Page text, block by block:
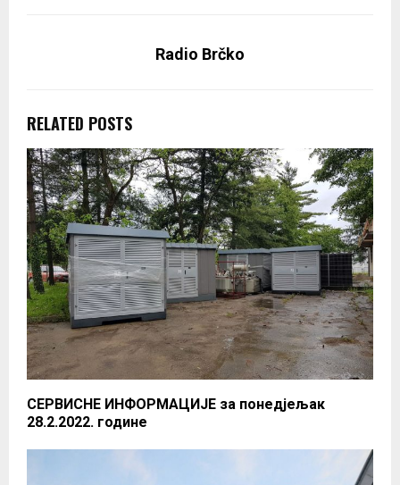
Radio Brčko
RELATED POSTS
СЕРВИСНЕ ИНФОРМАЦИЈЕ за понедјељак
28.2.2022. године